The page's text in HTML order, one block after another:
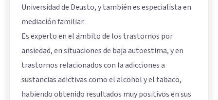
Universidad de Deusto, y también es especialista en
mediación familiar.
Es experto en el ámbito de los trastornos por
ansiedad, en situaciones de baja autoestima, y en
trastornos relacionados con la adicciones a
sustancias adictivas como el alcohol y el tabaco,
habiendo obtenido resultados muy positivos en sus